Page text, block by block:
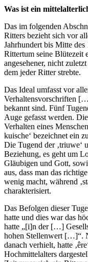
Was ist ein
Das im folgenden
Ritters bezieht sich vor
Jahrhundert bis Mitte des
Rittertum seine Blütezeit
angesehener, nicht
dem jeder Ritter strebte.
Das Ideal umfasst vor
Verhaltensvorschriften
bekannt sind. Fünf
Auge gefasst werden.
Verhalten eines
kuische‘ bezeichnet ein
Die Tugend der ‚triuwe‘
Beziehung, es geht um
Gläubigen und Gott,
aus, dass man das
wenig macht, während
charakterisiert.
Das Befolgen dieser
hatte und dies war das
hatte „[i]n der […]
hohen Stellenwert […]“.
danach verhielt, hatte
Hochmittelalters